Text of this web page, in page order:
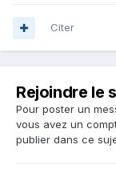
Citer
Rejoindre le
Pour poster un
vous avez un
publier dans ce